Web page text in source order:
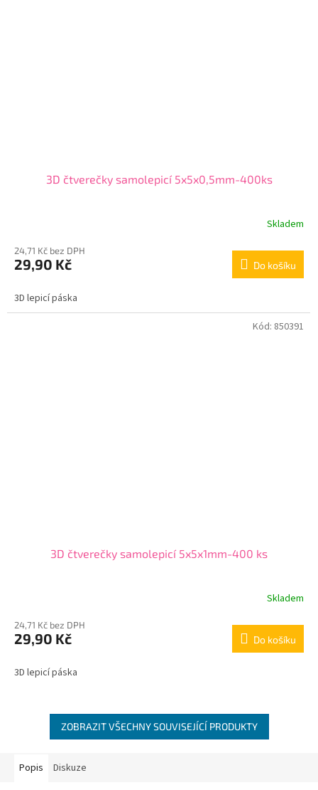
3D čtverečky samolepicí 5x5x0,5mm-400ks
Skladem
24,71 Kč bez DPH
29,90 Kč Do košíku
3D lepicí páska
3D čtverečky samolepicí 5x5x1mm-400 ks
Skladem
24,71 Kč bez DPH
29,90 Kč Do košíku
3D lepicí páska
Kód: 850391
ZOBRAZIT VŠECHNY SOUVISEJÍCÍ PRODUKTY
Popis Diskuze